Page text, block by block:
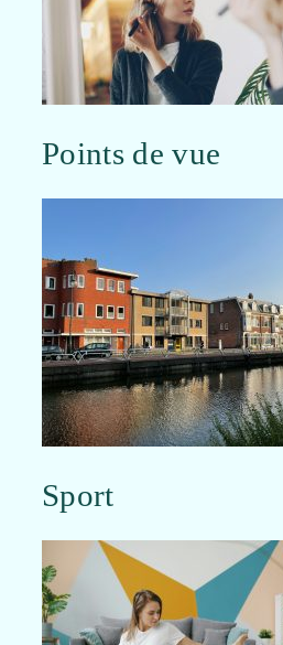
Points de vue
Sport